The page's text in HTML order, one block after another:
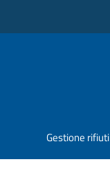
Gestione rifiuti